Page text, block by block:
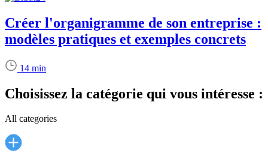
Créer l'organigramme de son entreprise :
modèles pratiques et exemples concrets
14 min
Choisissez la catégorie qui vous intéresse :
All categories